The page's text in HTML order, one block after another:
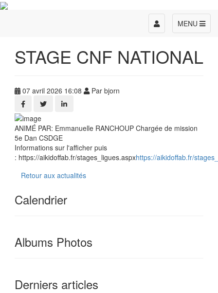
MENU
Toggle
navigation
STAGE CNF NATIONAL
07 avril 2026 16:08 Par bjorn
ANIMÉ PAR: Emmanuelle RANCHOUP Chargée de mission
5e Dan CSDGE
Informations sur l'afficher puis
: https://aikidoffab.fr/stages_ligues.aspxhttps://aikidoffab.fr/
Retour aux actualités
Calendrier
Albums Photos
Derniers articles